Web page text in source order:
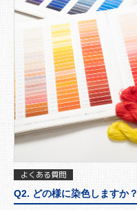
よくある質問
Q2. どの様に染色しますか